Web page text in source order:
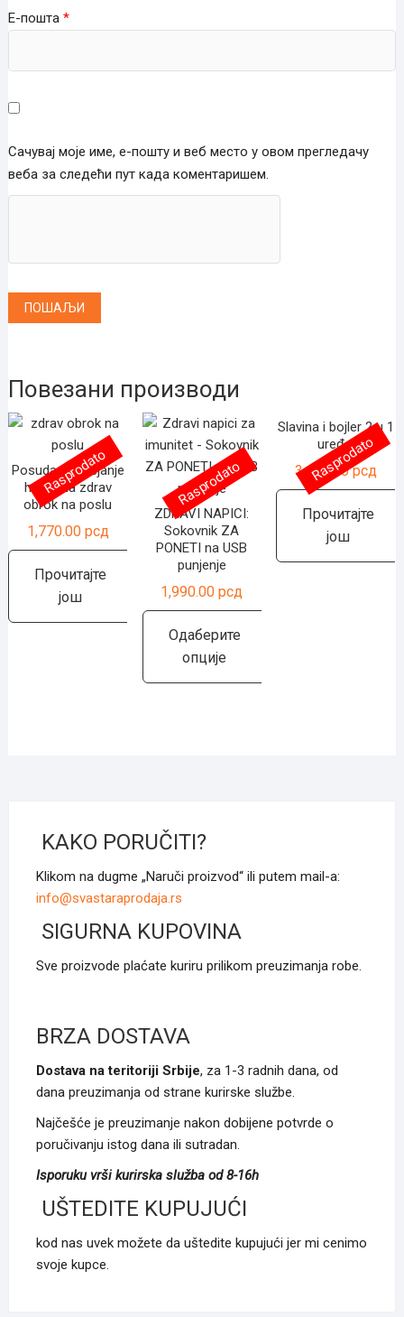
Е-пошта *
Сачувај моје име, е-пошту и веб место у овом прегледачу
веба за следећи пут када коментаришем.
Повезани производи
Posuda za grejanje
hrane za zdrav
obrok na poslu
1,770.00 рсд
Прочитајте
још
Rasprodato
ZDRAVI NAPICI:
Sokovnik ZA
PONETI na USB
punjenje
1,990.00рсд
Одаберите
опције
бити
изабране
производа.
Rasprodato
Slavina i bojler 2 u 1
uređaj
3,150.00рсд
Прочитајте
још
Rasprodato
KAKO PORUČITI?
Klikom na dugme „Naruči proizvod“ ili putem mail-a:
info@svastaraprodaja.rs
SIGURNA KUPOVINA
Sve proizvode plaćate kuriru prilikom preuzimanja robe.
BRZA DOSTAVA
Dostava na teritoriji Srbije, za 1-3 radnih dana, od
dana preuzimanja od strane kurirske službe.
Najčešće je preuzimanje nakon dobijene potvrde o
poručivanju istog dana ili sutradan.
Isporuku vrši kurirska služba od 8-16h
UŠTEDITE KUPUJUĆI
kod nas uvek možete da uštedite kupujući jer mi cenimo
svoje kupce.